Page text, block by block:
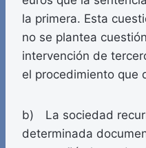
la primera. Esta
no se plantea
intervención de
el procedimiento que
b) La sociedad
determinada